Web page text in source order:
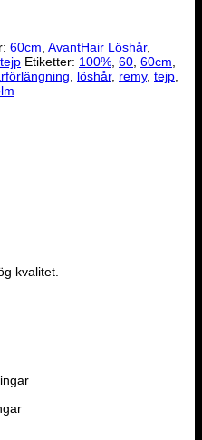
60cm, AvantHair Löshår,
Etiketter: 100%, 60, 60cm,
, löshår, remy, tejp,
kvalitet.